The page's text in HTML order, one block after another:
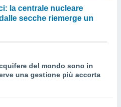
la centrale nucleare
secche riemerge un
del mondo sono in
una gestione più accorta